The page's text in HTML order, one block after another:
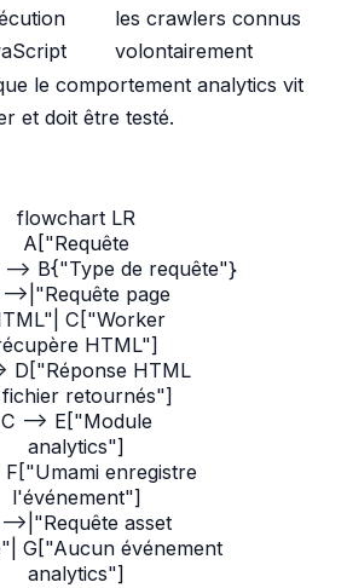
les crawlers connus
volontairement
le comportement analytics vit
et doit être testé.
flowchart LR
A["Requête
> B{"Type de requête"}
>|"Requête page
C["Worker
HTML"]
D["Réponse HTML
retournés"]
C --> E["Module
analytics"]
F["Umami enregistre
l'événement"]
>|"Requête asset
G["Aucun événement
analytics"]